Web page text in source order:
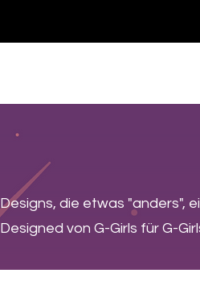
Designs, die etwas "anders",
Designed von G-Girls für G-